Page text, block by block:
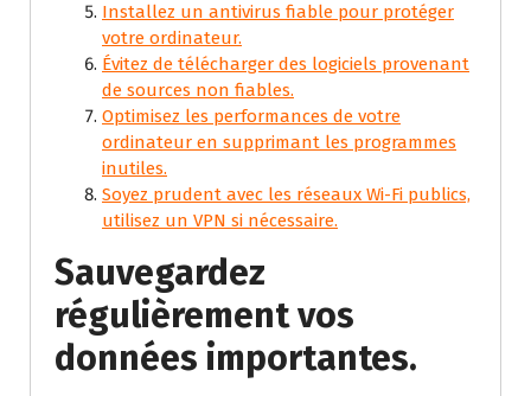
Installez un antivirus fiable pour protéger
votre ordinateur.
Évitez de télécharger des logiciels provenant
de sources non fiables.
Optimisez les performances de votre
ordinateur en supprimant les programmes
inutiles.
Soyez prudent avec les réseaux Wi-Fi publics,
utilisez un VPN si nécessaire.
Sauvegardez
régulièrement vos
données importantes.